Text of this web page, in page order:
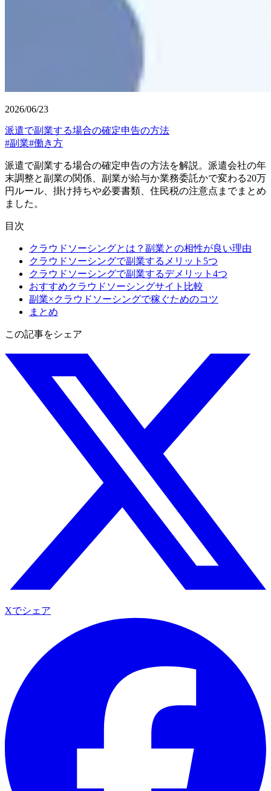
2026/06/23
派遣で副業する場合の確定申告の方法
#副業#働き方
派遣で副業する場合の確定申告の方法を解説。派遣会社の年
末調整と副業の関係、副業が給与か業務委託かで変わる20万
円ルール、掛け持ちや必要書類、住民税の注意点までまとめ
ました。
目次
クラウドソーシングとは？副業との相性が良い理由
クラウドソーシングで副業するメリット5つ
クラウドソーシングで副業するデメリット4つ
おすすめクラウドソーシングサイト比較
副業×クラウドソーシングで稼ぐためのコツ
まとめ
この記事をシェア
Xでシェア